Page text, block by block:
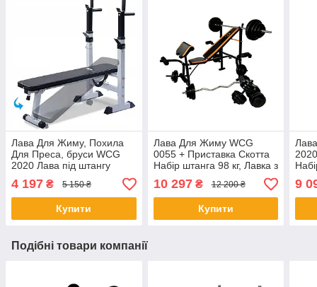
Лава Для Жиму, Похила
Для Преса, бруси WCG
2020 Лава під штангу
4 197 ₴ 5 150 ₴
Купити
Лава Для Жиму WCG
0055 + Приставка Скотта
Набір штанга 98 кг, Лавка з
партою Скотта + штанга
98 кг SHOPIK
10 297₴ 12 200 ₴
Купити
9
Подібні товари компанії